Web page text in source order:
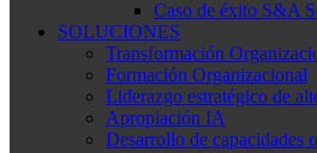
Caso de éxito S&A
SOLUCIONES
Transformación
Formación Organizacional
Liderazgo estratégico de
Apropiación IA
Desarrollo de capacidades